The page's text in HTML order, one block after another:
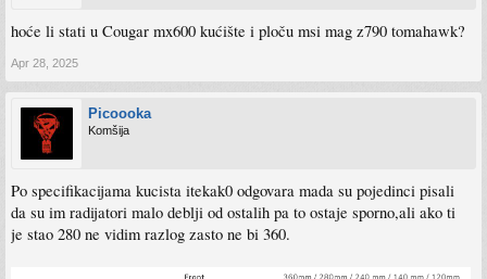
hoće li stati u Cougar mx600 kućište i ploču msi mag z790 tomahawk?
Apr 28, 2025
Picoooka
Komšija
Po specifikacijama kucista itekak0 odgovara mada su pojedinci pisali
da su im radijatori malo deblji od ostalih pa to ostaje sporno,ali ako ti
je stao 280 ne vidim razlog zasto ne bi 360.